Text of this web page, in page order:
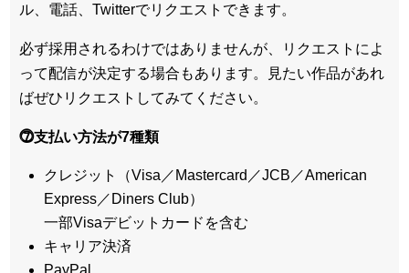
ル、電話、Twitterでリクエスト できます。
必ず採用されるわけではありませんが、リクエストによ
って配信が決定する場合もあります。見たい作品があれ
ばぜひリクエストしてみてください。
⓻支払い方法が7種類
クレジット（Visa／Mastercard／JCB／American
Express／Diners Club）
一部Visaデビットカードを含む
キャリア決済
PayPal